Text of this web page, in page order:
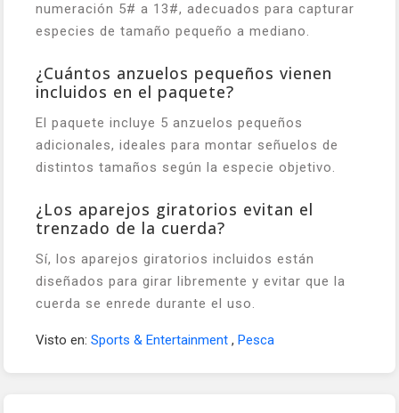
numeración 5# a 13#, adecuados para capturar
especies de tamaño pequeño a mediano.
¿Cuántos anzuelos pequeños vienen
incluidos en el paquete?
El paquete incluye 5 anzuelos pequeños
adicionales, ideales para montar señuelos de
distintos tamaños según la especie objetivo.
¿Los aparejos giratorios evitan el
trenzado de la cuerda?
Sí, los aparejos giratorios incluidos están
diseñados para girar libremente y evitar que la
cuerda se enrede durante el uso.
Visto en: Sports & Entertainment , Pesca